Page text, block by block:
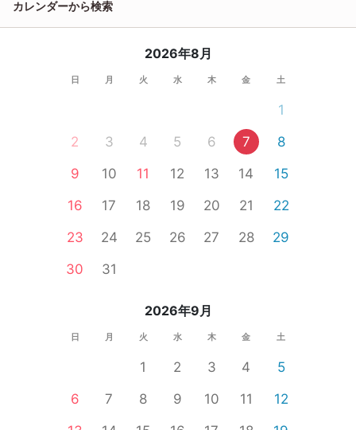
カレンダーから検索
2026年8月
日 月 火 水 木 金 土
1
2
3 4 5 6 7
8
9
10 11 12 13 14
15
16
17 18 19 20 21
22
23
24 25 26 27 28
29
30
31
2026年9月
日 月 火 水 木 金 土
1 2 3 4
5
6
7 8 9 10 11
12